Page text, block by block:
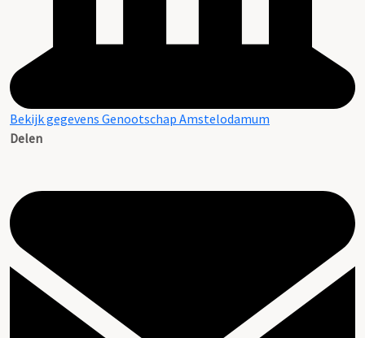
Bekijk gegevens Genootschap Amstelodamum
Delen